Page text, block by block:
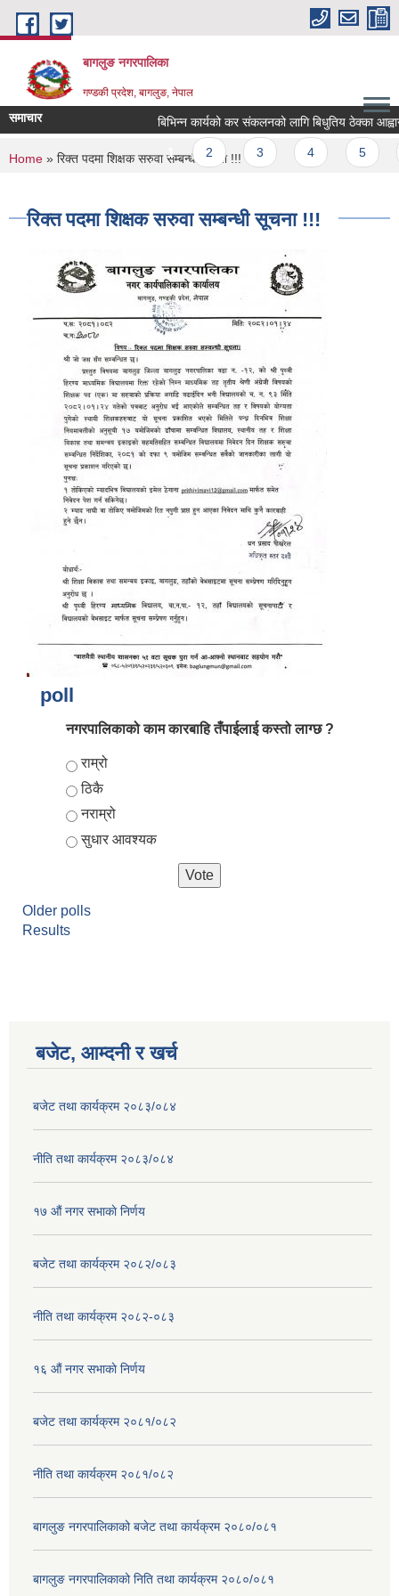
Skip to main content
बागलुङ नगरपालिका
गण्डकी प्रदेश, बागलुङ, नेपाल
समाचार बिभिन्न कार्यको कर संकलनको लागि बिधुतिय ठेक्का
Pages
1 2 3
You are here
Home » रिक्त पदमा शिक्षक सरुवा सम्बन्धी सूचना !!!
रिक्त पदमा शिक्षक सरुवा सम्बन्धी सूचना !!!
poll
नगरपालिकाको काम कारबाहि तँपाईलाई कस्तो लाग्छ ?
Choices
राम्रो
ठिकै
नराम्रो
सुधार आवश्यक
Older polls
Results
बजेट, आम्दनी र खर्च
बजेट तथा कार्यक्रम २०८३/०८४
नीति तथा कार्यक्रम २०८३/०८४
१७ ‌‍औं नगर सभाकाे निर्णय
बजेट तथा कार्यक्रम २०८२/०८३
नीति तथा कार्यक्रम २०८२-०८३
१६ ‌औं नगर सभाकाे निर्णय
बजेट तथा कार्यक्रम २०८१/०८२
नीति तथा कार्यक्रम २०८१/०८२
बागलुङ नगरपालिकाको बजेट तथा कार्यक्रम २०८०/०८१
बागलुङ नगरपालिकाको निति तथा कार्यक्रम २०८०/०८१